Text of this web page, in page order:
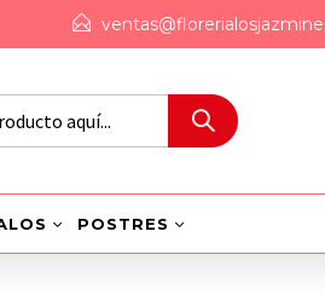
POSTRES